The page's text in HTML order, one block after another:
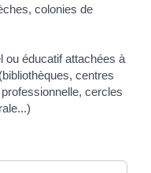
colonies de
ou éducatif attachées à
centres
cercles